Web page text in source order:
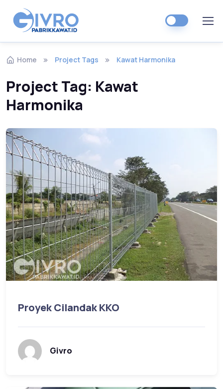
Home Project Tags Kawat Harmonika
Project Tag: Kawat
Harmonika
Proyek Cilandak KKO
Givro